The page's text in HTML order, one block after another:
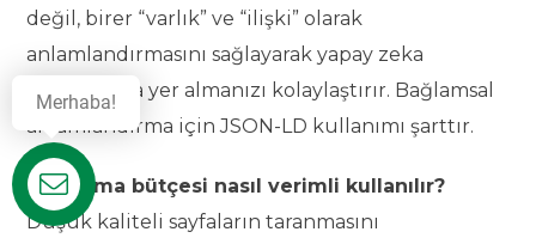
değil, birer “varlık” ve “ilişki” olarak
anlamlandırmasını sağlayarak yapay zeka
yanıtlarında yer almanızı kolaylaştırır. Bağlamsal
anlamlandırma için JSON-LD kullanımı şarttır.
5. Tarama bütçesi nasıl verimli kullanılır?
Düşük kaliteli sayfaların taranmasını
Destek
Merhaba!